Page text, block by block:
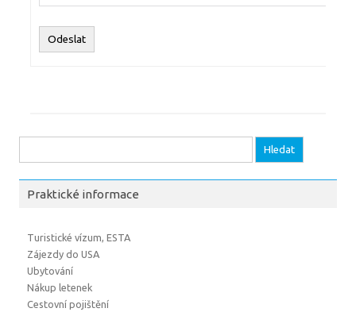
Odeslat
Praktické informace
Turistické vízum, ESTA
Zájezdy do USA
Ubytování
Nákup letenek
Cestovní pojištění